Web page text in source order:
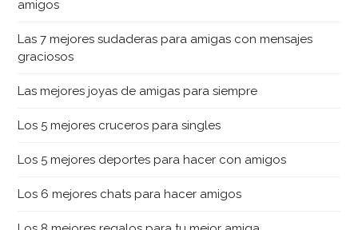
amigos
Las 7 mejores sudaderas para amigas con mensajes
graciosos
Las mejores joyas de amigas para siempre
Los 5 mejores cruceros para singles
Los 5 mejores deportes para hacer con amigos
Los 6 mejores chats para hacer amigos